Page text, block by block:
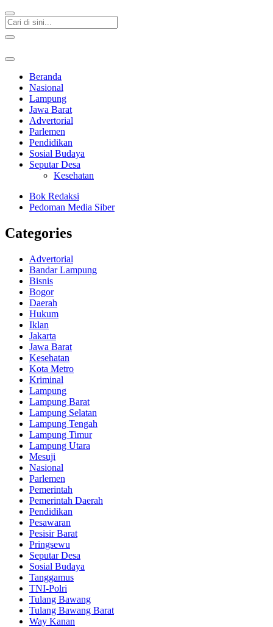
Beranda
Nasional
Lampung
Jawa Barat
Advertorial
Parlemen
Pendidikan
Sosial Budaya
Seputar Desa
Kesehatan
Bok Redaksi
Pedoman Media Siber
Categories
Advertorial
Bandar Lampung
Bisnis
Bogor
Daerah
Hukum
Iklan
Jakarta
Jawa Barat
Kesehatan
Kota Metro
Kriminal
Lampung
Lampung Barat
Lampung Selatan
Lampung Tengah
Lampung Timur
Lampung Utara
Mesuji
Nasional
Parlemen
Pemerintah
Pemerintah Daerah
Pendidikan
Pesawaran
Pesisir Barat
Pringsewu
Seputar Desa
Sosial Budaya
Tanggamus
TNI-Polri
Tulang Bawang
Tulang Bawang Barat
Way Kanan